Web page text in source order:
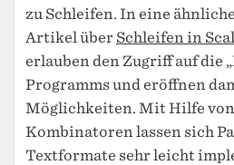
zu Schleifen. In eine
Artikel über Schleifen in
erlauben den Zugriff auf die
Programms und eröffnen
Möglichkeiten. Mit Hilfe
Kombinatoren lassen sich
Textformate sehr leicht